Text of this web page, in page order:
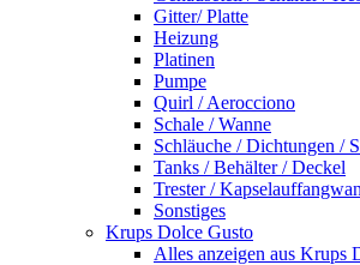
Gitter/ Platte
Heizung
Platinen
Pumpe
Quirl / Aerocciono
Schale / Wanne
Schläuche / Dichtungen /
Tanks / Behälter / Deckel
Trester /
Sonstiges
Krups Dolce Gusto
Alles anzeigen aus Krups